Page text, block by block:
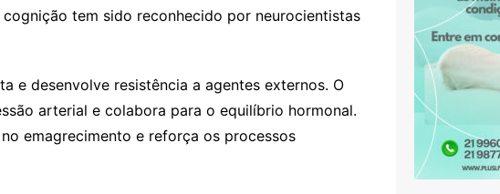
tem sido reconhecido por neurocientistas
e desenvolve resistência a agentes externos. O
arterial e colabora para o equilíbrio hormonal.
emagrecimento e reforça os processos